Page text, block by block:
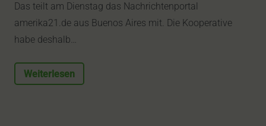
Das teilt am Dienstag das Nachrichtenportal
amerika21.de aus Buenos Aires mit. Die Kooperative
habe deshalb…
Weiterlesen